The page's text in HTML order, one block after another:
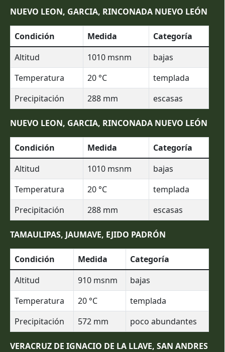
NUEVO LEON, GARCIA, RINCONADA NUEVO LEÓN
Condición Medida
Categoría
Altitud
1010 msnm
bajas
Temperatura
20 °C
templada
Precipitación
288 mm escasas
NUEVO LEON, GARCIA, RINCONADA NUEVO LEÓN
Condición Medida
Categoría
Altitud
1010 msnm
bajas
Temperatura
20 °C
templada
Precipitación
288 mm escasas
TAMAULIPAS, JAUMAVE, EJIDO PADRÓN
Condición Medida
Categoría
Altitud
910 msnm
bajas
Temperatura
20 °C
templada
Precipitación
572 mm poco abundantes
VERACRUZ DE IGNACIO DE LA LLAVE, SAN ANDRES